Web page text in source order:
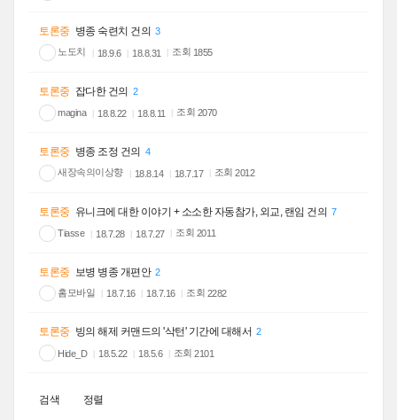
토론중 병종 숙련치 건의
3
노도치
18.9.6 18.8.31 조회 1855
토론중 잡다한 건의 2
magina 18.8.22 18.8.11 조회 2070
토론중 병종 조정 건의 4
새장속의이상향
18.8.14 18.7.17 조회2012
토론중 유니크에 대한 이야기 + 소소한 자동참가, 외교, 랜임 건의 7
Tiasse 18.7.28 18.7.27 조회 2011
토론중 보병 병종 개편안 2
홈모바일
18.7.16 18.7.16 조회 2282
토론중 빙의 해제 커맨드의 '삭턴' 기간에 대해서 2
Hide_D 18.5.22 18.5.6 조회2101
검색 정렬